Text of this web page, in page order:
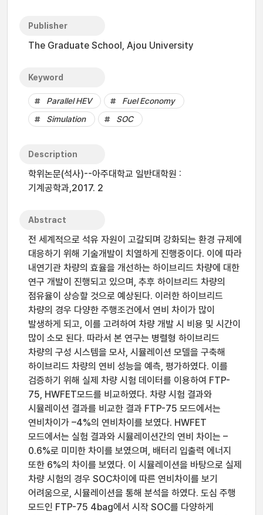
Publisher
The Graduate School, Ajou University
Keyword
Parallel HEV
Fuel Economy
Simulation
SOC
Description
학위논문(석사)--아주대학교 일반대학원 :
기계공학과,2017. 2
Abstract
전 세계적으로 석유 자원이 고갈되며 강화되는 환경 규제에
대응하기 위해 기술개발이 치열하게 진행중이다. 이에 따라
내연기관 차량의 효율을 개선하는 하이브리드 차량에 대한
연구 개발이 진행되고 있으며, 추후 하이브리드 차량의
점유율이 상승할 것으로 예상된다. 이러한 하이브리드
차량의 경우 다양한 주행조건에서 연비 차이가 많이
발생하게 되고, 이를 고려하여 차량 개발 시 비용 및 시간이
많이 소모 된다. 따라서 본 연구는 병렬형 하이브리드
차량의 구성 시스템을 모사, 시뮬레이션 모델을 구축해
하이브리드 차량의 연비 성능을 예측, 평가하였다. 이를
검증하기 위해 실제 차량 시험 데이터를 이용하여 FTP-
75, HWFET모드를 비교하였다. 차량 시험 결과와
시뮬레이션 결과를 비교한 결과 FTP-75 모드에서는
연비차이가 –4%의 연비차이를 보였다. HWFET
모드에서는 실험 결과와 시뮬레이션간의 연비 차이는 –
0.6%로 미미한 차이를 보였으며, 배터리 입출력 에너지
또한 6%의 차이를 보였다. 이 시뮬레이션을 바탕으로 실제
차량 시험의 경우 SOC차이에 따른 연비차이를 보기
어려움으로, 시뮬레이션을 통해 분석을 하였다. 도심 주행
모드인 FTP-75 4bag에서 시작 SOC를 다양하게